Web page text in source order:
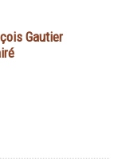
Gautier